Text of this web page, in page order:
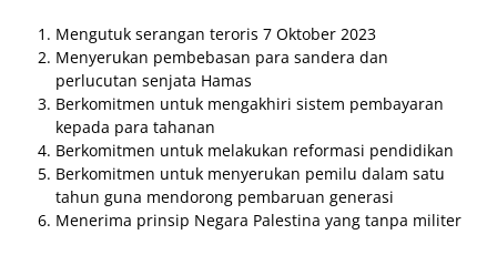
Mengutuk serangan teroris 7 Oktober 2023
Menyerukan pembebasan para sandera dan
perlucutan senjata Hamas
Berkomitmen untuk mengakhiri sistem pembayaran
kepada para tahanan
Berkomitmen untuk melakukan reformasi pendidikan
Berkomitmen untuk menyerukan pemilu dalam satu
tahun guna mendorong pembaruan generasi
Menerima prinsip Negara Palestina yang tanpa militer